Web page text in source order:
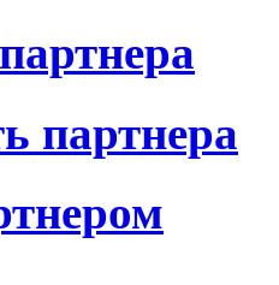
партнера